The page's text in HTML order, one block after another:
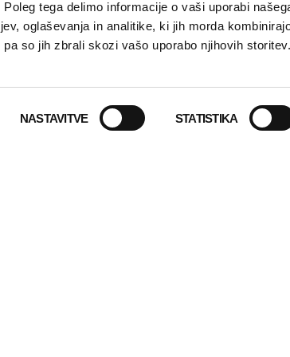
tega delimo informacije o vaši uporabi
oglaševanja in analitike, ki jih morda
so jih zbrali skozi vašo uporabo njihovih storitev.
NASTAVITVE STATISTIKA
kompleksov.
B2B in poiščite ideje za lasten